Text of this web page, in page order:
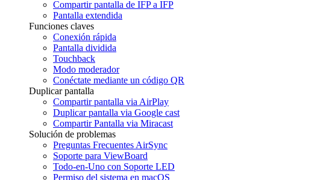
Compartir pantalla de IFP a IFP
Pantalla extendida
Funciones claves
Conexión rápida
Pantalla dividida
Touchback
Modo moderador
Conéctate mediante un código QR
Duplicar pantalla
Compartir pantalla via AirPlay
Duplicar pantalla via Google cast
Compartir Pantalla via Miracast
Solución de problemas
Preguntas Frecuentes AirSync
Soporte para ViewBoard
Todo-en-Uno con Soporte LED
Permiso del sistema en macOS